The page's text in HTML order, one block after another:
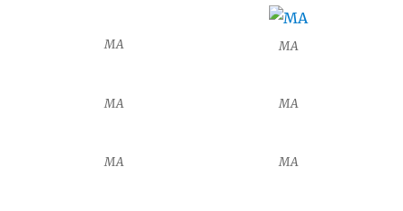
MA MA
MA MA
MA MA